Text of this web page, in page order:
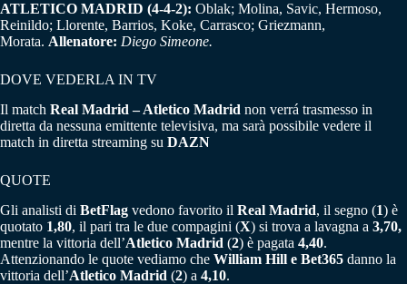
ATLETICO MADRID (4-4-2): Oblak; Molina, Savic, Hermoso,
Reinildo; Llorente, Barrios, Koke, Carrasco; Griezmann,
Morata. Allenatore: Diego Simeone.
DOVE VEDERLA IN TV
Il match Real Madrid – Atletico Madrid non verrá trasmesso in
diretta da nessuna emittente televisiva, ma sarà possibile vedere il
match in diretta streaming su DAZN
QUOTE
Gli analisti di BetFlag vedono favorito il Real Madrid, il segno (1) è
quotato 1,80, il pari tra le due compagini (X) si trova a lavagna a 3,70,
mentre la vittoria dell’Atletico Madrid (2) è pagata 4,40.
Attenzionando le quote vediamo che William Hill e Bet365 danno la
vittoria dell’Atletico Madrid (2) a 4,10.